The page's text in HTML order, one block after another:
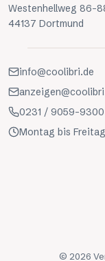
Westenhellweg 86-
44137 Dortmund
info@coolibri.de
0231 / 9059-9300
Montag bis
© 2026